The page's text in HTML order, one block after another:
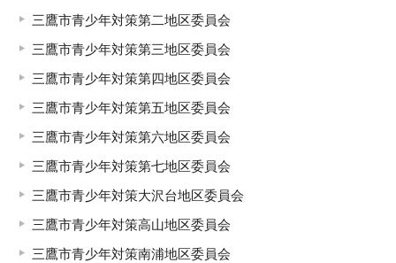
三鷹市青少年対策第二地区委員会
三鷹市青少年対策第三地区委員会
三鷹市青少年対策第四地区委員会
三鷹市青少年対策第五地区委員会
三鷹市青少年対策第六地区委員会
三鷹市青少年対策第七地区委員会
三鷹市青少年対策大沢台地区委員会
三鷹市青少年対策高山地区委員会
三鷹市青少年対策南浦地区委員会